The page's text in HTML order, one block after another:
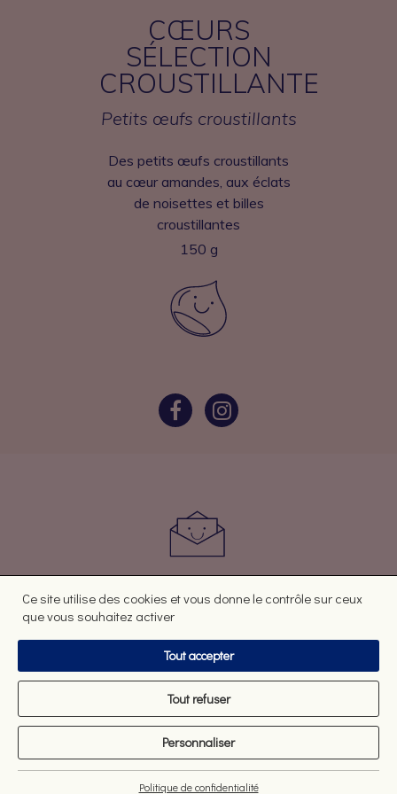
CŒURS
SÉLECTION
CROUSTILLANTE
Petits œufs croustillants
Des petits œufs croustillants
au cœur amandes, aux éclats
de noisettes et billes
croustillantes
150 g
CONTACTEZ-NOUS
Mentions légales
Politique de confidentialité
Pour votre santé, pratiquez une activité physique régulière
Website by Gazelle
Ce site utilise des cookies et vous donne le contrôle sur ceux
que vous souhaitez activer
Tout accepter
Tout refuser
Personnaliser
Politique de confidentialité